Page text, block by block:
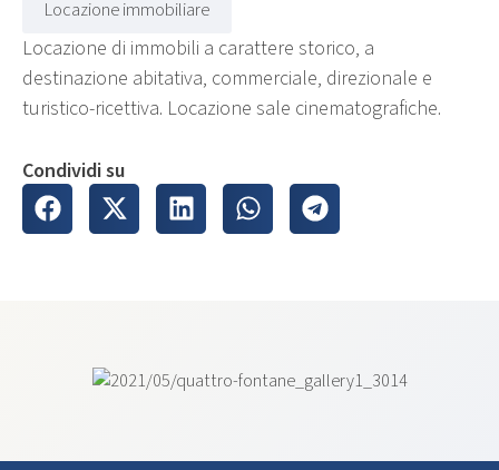
Locazione immobiliare
Locazione di immobili a carattere storico, a
destinazione abitativa, commerciale, direzionale e
turistico-ricettiva. Locazione sale cinematografiche.
Condividi su